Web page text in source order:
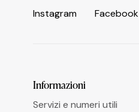
Instagram Facebook
Informazioni
Servizi e numeri utili